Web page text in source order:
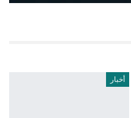
أخبار